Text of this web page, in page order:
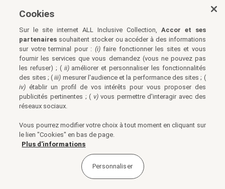
Cookies
Sur le site internet ALL Inclusive Collection, Accor et ses
partenaires souhaitent stocker ou accéder à des informations
sur votre terminal pour : (i)faire fonctionner les sites et vous
fournir les services que vous demandez (vous ne pouvez pas
les refuser) ; ( ii)améliorer et personnaliser les fonctionnalités
des sites ; (iii) mesurer l'audience et la performance des sites ; (
iv) établir un profil de vos intérêts pour vous proposer des
publicités pertinentes ; ( v)vous permettre d'interagir avec des
réseaux sociaux.
Vous pourrez modifier votre choix à tout moment en cliquant sur
le lien "Cookies" en bas de page.
Plus d'informations
Personnaliser